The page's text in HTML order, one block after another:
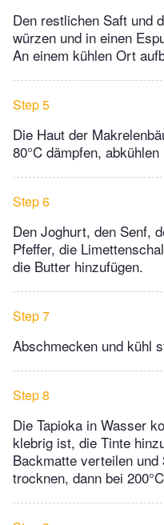
Den restlichen Saft und
würzen und in einen
An einem kühlen Ort
Step 5
Die Haut der
80°C dämpfen,
Step 6
Den Joghurt, den Senf,
Pfeffer, die
die Butter hinzufügen.
Step 7
Abschmecken und kühl
Step 8
Die Tapioka in Wasser
klebrig ist, die Tinte
Backmatte verteilen und
trocknen, dann bei